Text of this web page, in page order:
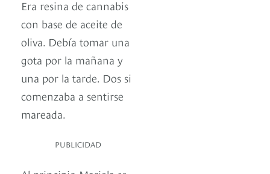
Era resina de cannabis
con base de aceite de
oliva. Debía tomar una
gota por la mañana y
una por la tarde. Dos si
comenzaba a sentirse
mareada.
PUBLICIDAD